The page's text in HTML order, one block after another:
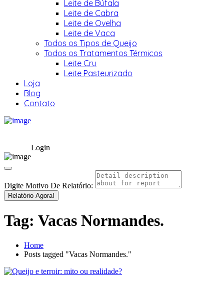
Leite de Búfala
Leite de Cabra
Leite de Ovelha
Leite de Vaca
Todos os Tipos de Queijo
Todos os Tratamentos Térmicos
Leite Cru
Leite Pasteurizado
Loja
Blog
Contato
Login
Digite Motivo De Relatório:
Relatório Agora!
Tag: Vacas Normandes.
Home
Posts tagged "Vacas Normandes."